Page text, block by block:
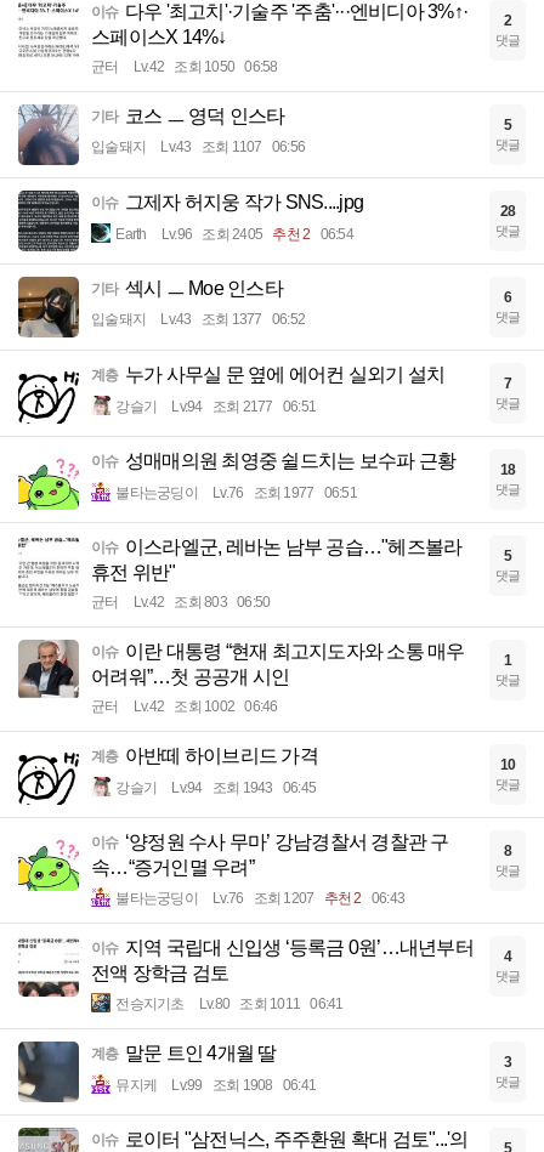
이슈 다우 '최고치'·기술주 '주춤'···엔비디아 3%↑·
스페이스X 14%↓
균터 Lv.42 조회 1050 06:58
2
댓글
기타 코스 ㅡ 영덕 인스타
입술돼지 Lv.43 조회 1107 06:56
5
댓글
이슈 그제자 허지웅 작가 SNS....jpg
Earth Lv.96 조회 2405 추천 2 06:54
28
댓글
기타 섹시 ㅡ Moe 인스타
입술돼지 Lv.43 조회 1377 06:52
6
댓글
계층 누가 사무실 문 옆에 에어컨 실외기 설치
강슬기 Lv.94 조회 2177 06:51
7
댓글
이슈 성매매의원 최영중 쉴드치는 보수파 근황
불타는궁딩이 Lv.76 조회 1977 06:51
18
댓글
이슈 이스라엘군, 레바논 남부 공습…"헤즈볼라
휴전 위반"
균터 Lv.42 조회 803 06:50
5
댓글
이슈 이란 대통령 “현재 최고지도자와 소통 매우
어려워”…첫 공공개 시인
균터 Lv.42 조회 1002 06:46
1
댓글
계층 아반떼 하이브리드 가격
강슬기 Lv.94 조회 1943 06:45
10
댓글
이슈 ‘양정원 수사 무마’ 강남경찰서 경찰관 구
속…“증거인멸 우려”
불타는궁딩이 Lv.76 조회 1207 추천 2 06:43
8
댓글
이슈 지역 국립대 신입생 ‘등록금 0원’…내년부터
전액 장학금 검토
전승지기초 Lv.80 조회 1011 06:41
4
댓글
계층 말문 트인 4개월 딸
뮤지케 Lv.99 조회 1908 06:41
3
댓글
이슈 로이터 "삼전닉스, 주주환원 확대 검토"...'의